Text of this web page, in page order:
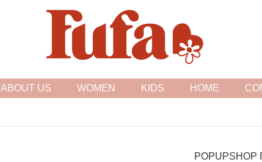
FASHION FAMILY STORE
ABOUT US WOMEN KIDS HOME
POPUPSHOP